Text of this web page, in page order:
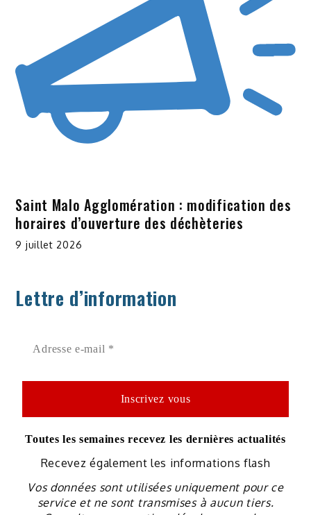
Saint Malo Agglomération : modification des
horaires d’ouverture des déchèteries
9 juillet 2026
Lettre d’information
Toutes les semaines recevez les dernières actualités
Recevez également les informations flash
Vos données sont utilisées uniquement pour ce
service et ne sont transmises à aucun tiers.